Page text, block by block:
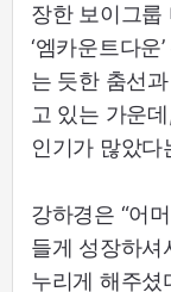
장한 보이그룹
‘엠카운트다운
는 듯한 춤선
고 있는 가운
인기가 많았다
강하경은 “어
들게 성장하셔
누리게 해주셨